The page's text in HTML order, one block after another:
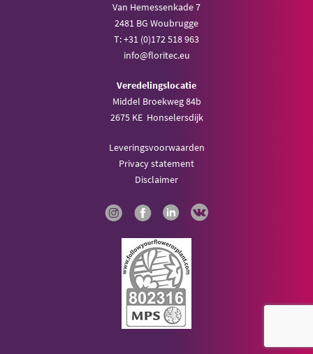
Van Hemessenkade 7
2481 BG Woubrugge
T: +31 (0)172 518 963
info@floritec.eu
Veredelingslocatie
Middel Broekweg 84b
2675 KE Honselersdijk
Leveringsvoorwaarden
Privacy statement
Disclaimer